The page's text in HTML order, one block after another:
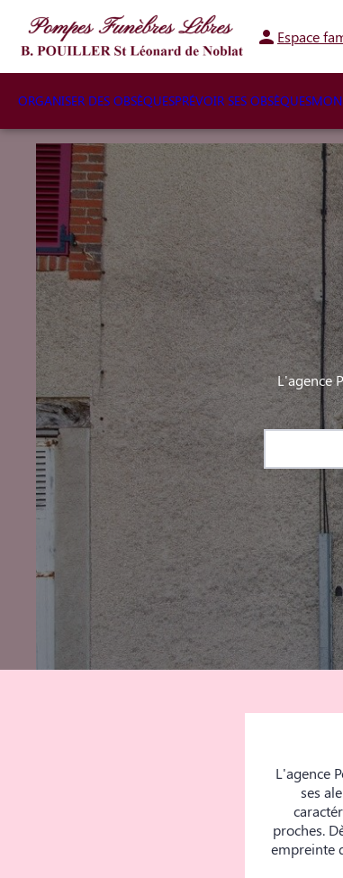
Espace
ORGANISER DES OBSÈQUESPRÉVOIR SES OBSÈQUES
L'agence
L'agence
ses
proches.
empreinte